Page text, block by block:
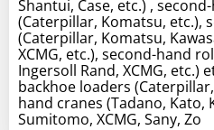
Shantui, Case, etc.) ,
(Caterpillar, Komatsu, etc.),
(Caterpillar, Komatsu,
XCMG, etc.), second-hand
Ingersoll Rand, XCMG, etc.)
backhoe loaders (Caterpillar,
hand cranes (Tadano, Kato,
Sumitomo, XCMG, Sany, Zo